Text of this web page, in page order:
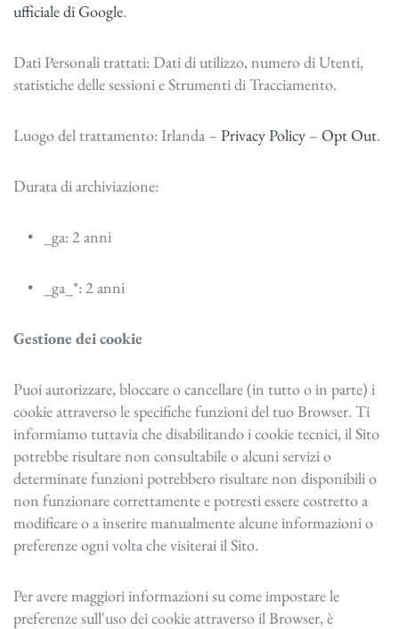
ufficiale di Google.
Dati Personali trattati: Dati di utilizzo, numero di Utenti,
statistiche delle sessioni e Strumenti di Tracciamento.
Luogo del trattamento: Irlanda – Privacy Policy – Opt Out.
Durata di archiviazione:
_ga: 2 anni
_ga_*: 2 anni
Gestione dei cookie
Puoi autorizzare, bloccare o cancellare (in tutto o in parte) i
cookie attraverso le specifiche funzioni del tuo Browser. Ti
informiamo tuttavia che disabilitando i cookie tecnici, il Sito
potrebbe risultare non consultabile o alcuni servizi o
determinate funzioni potrebbero risultare non disponibili o
non funzionare correttamente e potresti essere costretto a
modificare o a inserire manualmente alcune informazioni o
preferenze ogni volta che visiterai il Sito.
Per avere maggiori informazioni su come impostare le
preferenze sull'uso dei cookie attraverso il Browser, è